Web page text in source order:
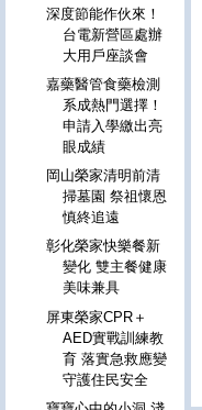
深度節能作伙來！
台電新營區處辦
大用戶座談會
嘉藥醫管食藥檢測
系成熱門選擇！
申請入學繳出亮
眼成績
岡山榮家清明前清
掃墓園 祭祖懷恩
慎終追遠
彰化榮家快樂餐新
變化 雙主餐健康
美味兼具
屏東榮家CPR＋
AED實戰訓練教
育 落實急救應變
守護住民安全